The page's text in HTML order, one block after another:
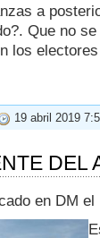
a
Que no
los
19 abril 2019
DEL
en DM